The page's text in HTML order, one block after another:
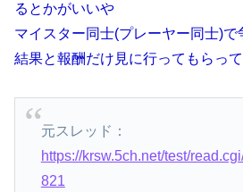
るとかがいいや
マイスター同士(プレーヤー同士)
結果と報酬だけ見に行ってもらっ
元スレッド：
https://krsw.5ch.net/test/
821